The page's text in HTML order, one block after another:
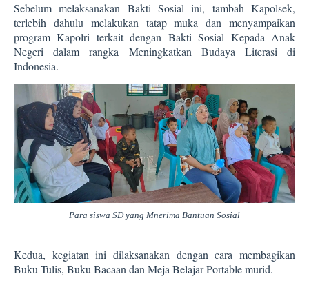
Sebelum melaksanakan Bakti Sosial ini, tambah Kapolsek,
terlebih dahulu melakukan tatap muka dan menyampaikan
program Kapolri terkait dengan Bakti Sosial Kepada Anak
Negeri dalam rangka Meningkatkan Budaya Literasi di
Indonesia.
Para siswa SD yang Mnerima Bantuan Sosial
Kedua, kegiatan ini dilaksanakan dengan cara membagikan
Buku Tulis, Buku Bacaan dan Meja Belajar Portable murid.